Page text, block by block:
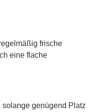
frische
eine flache
genügend Platz